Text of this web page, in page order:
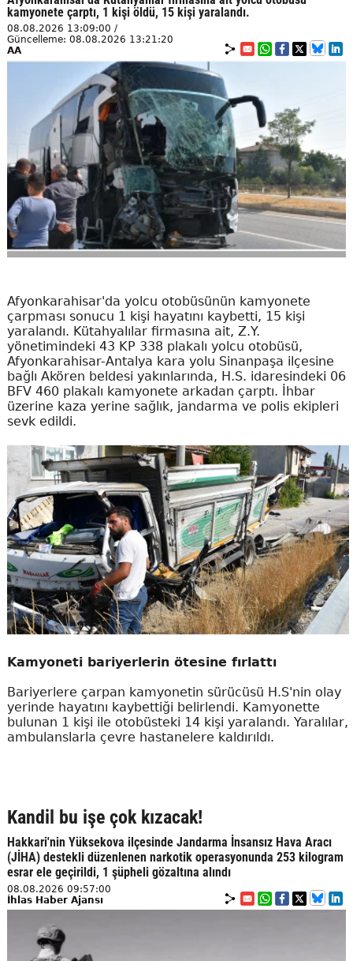
kamyonete çarptı, 1 kişi öldü, 15 kişi yaralandı.
08.08.2026 13:09:00 /
Güncelleme: 08.08.2026 13:21:20
AA
Afyonkarahisar'da yolcu otobüsünün kamyonete
çarpması sonucu 1 kişi hayatını kaybetti, 15 kişi
yaralandı. Kütahyalılar firmasına ait, Z.Y.
yönetimindeki 43 KP 338 plakalı yolcu otobüsü,
Afyonkarahisar-Antalya kara yolu Sinanpaşa ilçesine
bağlı Akören beldesi yakınlarında, H.S. idaresindeki 06
BFV 460 plakalı kamyonete arkadan çarptı. İhbar
üzerine kaza yerine sağlık, jandarma ve polis ekipleri
sevk edildi.
Kamyoneti bariyerlerin ötesine fırlattı
Bariyerlere çarpan kamyonetin sürücüsü H.S'nin olay
yerinde hayatını kaybettiği belirlendi. Kamyonette
bulunan 1 kişi ile otobüsteki 14 kişi yaralandı. Yaralılar,
ambulanslarla çevre hastanelere kaldırıldı.
Kandil bu işe çok kızacak!
Hakkari'nin Yüksekova ilçesinde Jandarma İnsansız Hava Aracı
(JİHA) destekli düzenlenen narkotik operasyonunda 253 kilogram
esrar ele geçirildi, 1 şüpheli gözaltına alındı
08.08.2026 09:57:00
İhlas Haber Ajansı